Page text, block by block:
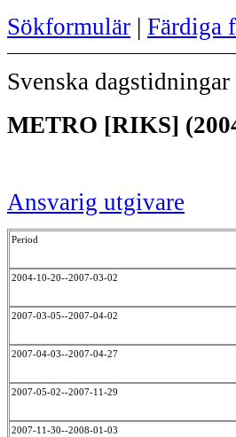
Sökformulär | Färdiga
Svenska
METRO [RIKS]
Ansvarig utgivare
Period
2004-10-20--2007-03-02
2007-03-05--2007-04-02
2007-04-03--2007-04-27
2007-05-02--2007-11-29
2007-11-30--2008-01-03